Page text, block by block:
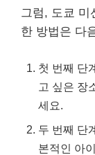
그럼, 도쿄 미
한 방법은 다
첫 번째 단
고 싶은 장
세요.
두 번째 단
본적인 아